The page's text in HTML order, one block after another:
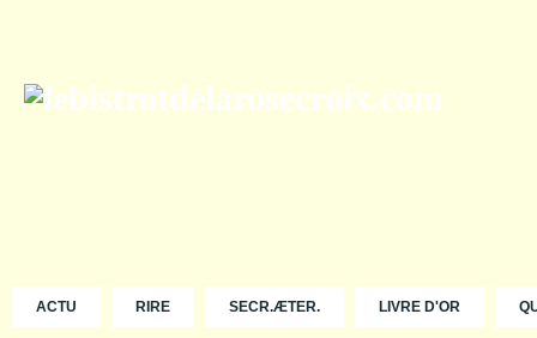
ACTU RIRE SECR.ÆTER. LIVRE D'OR